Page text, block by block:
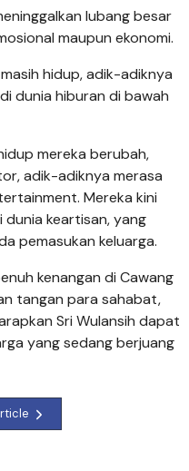
lubang besar
maupun ekonomi.
hidup, adik-adiknya
dunia hiburan di bawah
mereka berubah,
adik-adiknya merasa
Mereka kini
dunia keartisan, yang
pemasukan keluarga.
kenangan di Cawang
tangan para sahabat,
Sri Wulansih dapat
yang sedang berjuang